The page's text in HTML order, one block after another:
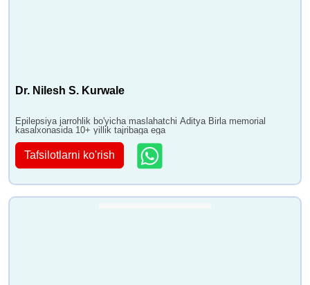
Dr. Nilesh S. Kurwale
Epilepsiya jarrohlik bo'yicha maslahatchi Aditya Birla memorial
kasalxonasida 10+ yillik tajribaga ega
Tafsilotlarni ko'rish